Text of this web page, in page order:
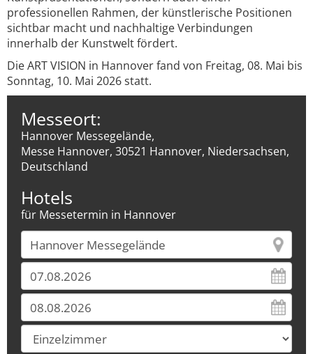
professionellen Rahmen, der künstlerische Positionen
sichtbar macht und nachhaltige Verbindungen
innerhalb der Kunstwelt fördert.
Die ART VISION in Hannover fand von Freitag, 08. Mai bis
Sonntag, 10. Mai 2026 statt.
Messeort:
Hannover Messegelände,
Messe Hannover, 30521 Hannover, Niedersachsen,
Deutschland
Hotels
für Messetermin in Hannover